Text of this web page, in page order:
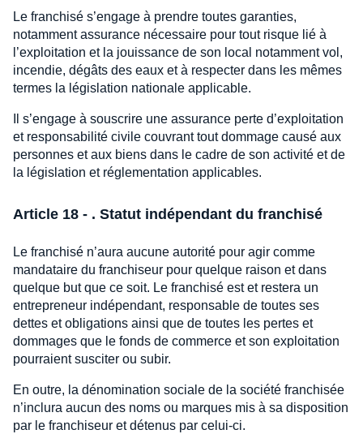
Le franchisé s’engage à prendre toutes garanties,
notamment assurance nécessaire pour tout risque lié à
l’exploitation et la jouissance de son local notamment vol,
incendie, dégâts des eaux et à respecter dans les mêmes
termes la législation nationale applicable.
Il s’engage à souscrire une assurance perte d’exploitation
et responsabilité civile couvrant tout dommage causé aux
personnes et aux biens dans le cadre de son activité et de
la législation et réglementation applicables.
Article 18 - . Statut indépendant du franchisé
Le franchisé n’aura aucune autorité pour agir comme
mandataire du franchiseur pour quelque raison et dans
quelque but que ce soit. Le franchisé est et restera un
entrepreneur indépendant, responsable de toutes ses
dettes et obligations ainsi que de toutes les pertes et
dommages que le fonds de commerce et son exploitation
pourraient susciter ou subir.
En outre, la dénomination sociale de la société franchisée
n’inclura aucun des noms ou marques mis à sa disposition
par le franchiseur et détenus par celui-ci.